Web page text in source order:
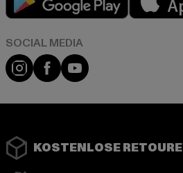
Instagram
FacebookYouTube
KOSTENLOSE RETOURE